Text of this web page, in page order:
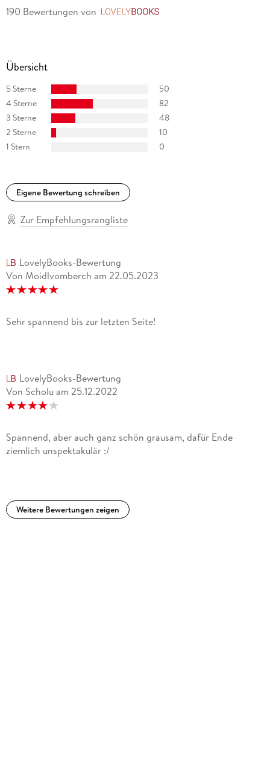
190 Bewertungen von
Übersicht
5 Sterne
50
4 Sterne
82
3 Sterne
48
2 Sterne
10
1 Stern
0
Eigene Bewertung schreiben
Zur Empfehlungsrangliste
LovelyBooks-Bewertung
Von Moidlvomberch am 22.05.2023
Sehr spannend bis zur letzten Seite!
LovelyBooks-Bewertung
Von Scholu am 25.12.2022
Spannend, aber auch ganz schön grausam, dafür Ende
ziemlich unspektakulär :/
Weitere Bewertungen zeigen